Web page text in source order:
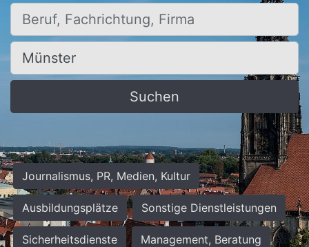
Beruf, Fachrichtung, Firma
Ort, Stadt
Suchen
Journalismus, PR, Medien, Kultur
Ausbildungsplätze Sonstige Dienstleistungen
Sicherheitsdienste Management, Beratung